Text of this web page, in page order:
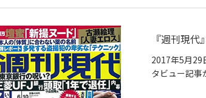
『週刊現
2017年5月29
タビュー記事